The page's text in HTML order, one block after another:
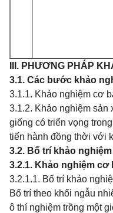
III. PHƯƠNG PHÁP
3.1. Các bước khảo
3.1.1. Khảo nghiệm cơ
3.1.2. Khảo nghiệm sản
giống có triển vọng
tiến hành đồng thời với
3.2. Bố trí khảo nghiệm
3.2.1. Khảo nghiệm cơ
3.2.1.1. Bố trí khảo
Bố trí theo khối ngẫu
ô thí nghiệm trồng một